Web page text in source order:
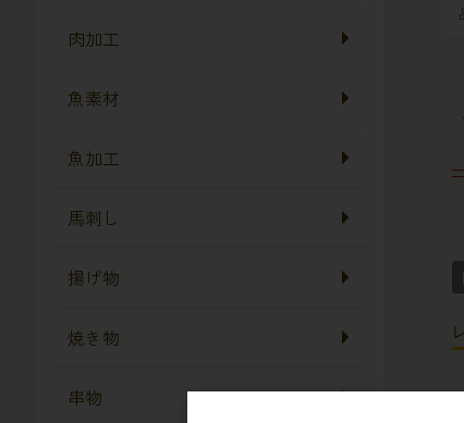
肉加工
魚素材
魚加工
馬刺し
揚げ物
焼き物
串物